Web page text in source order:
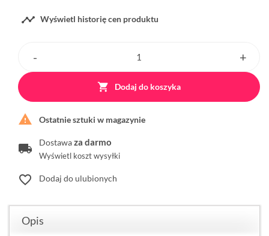
 Wyświetl historię cen produktu
 Dodaj do koszyka
 Ostatnie sztuki w magazynie
Dostawaza darmo
Wyświetl koszt wysyłki
favorite_border Dodaj do ulubionych
Opis